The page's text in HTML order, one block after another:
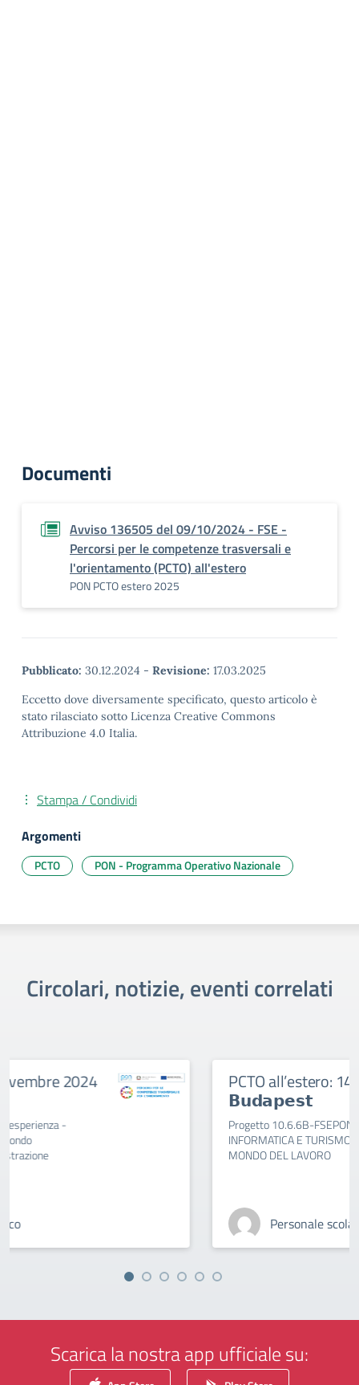
Documenti
Avviso 136505 del 09/10/2024 - FSE -
Percorsi per le competenze trasversali e
l'orientamento (PCTO) all'estero
PON PCTO estero 2025
Pubblicato: 30.12.2024 - Revisione: 17.03.2025
Eccetto dove diversamente specificato, questo articolo è
stato rilasciato sotto Licenza Creative Commons
Attribuzione 4.0 Italia.
Stampa / Condividi
Argomenti
PCTO PON - Programma Operativo Nazionale
Circolari, notizie, eventi correlati
PCTO all’estero: 14 𝗴𝗶𝗼𝗿𝗻𝗶 𝗮
𝗕𝘂𝗱𝗮𝗽𝗲𝘀𝘁
Progetto 10.6.6B-FSEPON-PU-2024-37 TRA
INFORMATICA E TURISMO: UN APPROCCIO AL
Scarica la nostra app ufficiale su: